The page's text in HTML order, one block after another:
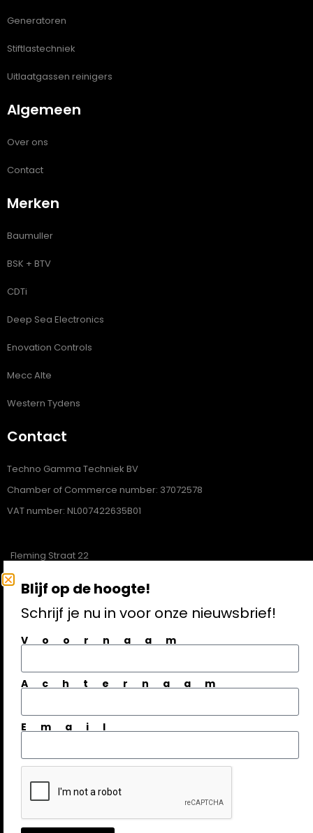
Generatoren
Stiftlastechniek
Uitlaatgassen reinigers
Algemeen
Over ons
Contact
Merken
Baumuller
BSK + BTV
CDTi
Deep Sea Electronics
Enovation Controls
Mecc Alte
Western Tydens
Contact
Techno Gamma Techniek BV
Chamber of Commerce number: 37072578
VAT number: NL007422635B01
Fleming Straat 22
1704SL Heerhugowaard
072-5121620
info@technogamma.nl
Aanmelden nieuwsbrief
© Techno Gamma | 2026
Blijf op de hoogte!
Schrijf je nu in voor onze nieuwsbrief!
Voornaam
Achternaam
Email